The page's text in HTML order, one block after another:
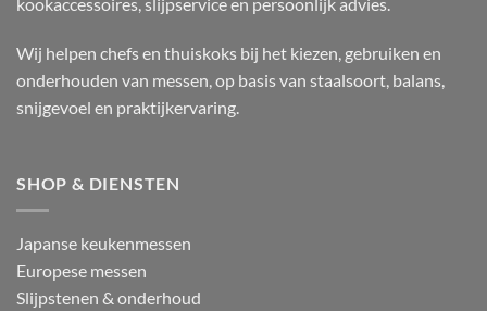
Wij helpen chefs en thuiskoks bij het kiezen, gebruiken en
onderhouden van messen, op basis van staalsoort, balans,
snijgevoel en praktijkervaring.
SHOP & DIENSTEN
Japanse keukenmessen
Europese messen
Slijpstenen & onderhoud